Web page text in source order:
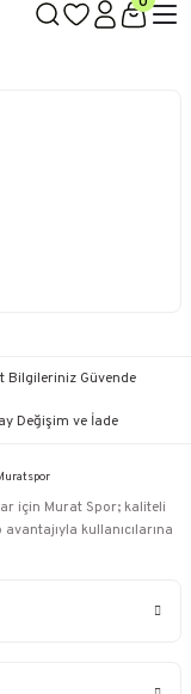
Bilgileriniz Güvende
Değişim ve İade
için Murat Spor; kaliteli
kullanıcılarına